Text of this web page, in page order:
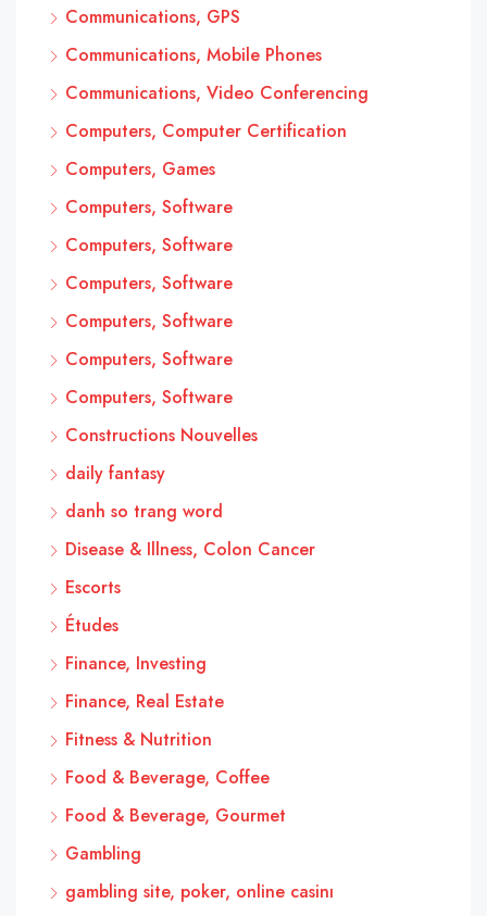
Communications, GPS
Communications, Mobile Phones
Communications, Video Conferencing
Computers, Computer Certification
Computers, Games
Computers, Software
Computers, Software
Computers, Software
Computers, Software
Computers, Software
Computers, Software
Constructions Nouvelles
daily fantasy
danh so trang word
Disease & Illness, Colon Cancer
Escorts
Études
Finance, Investing
Finance, Real Estate
Fitness & Nutrition
Food & Beverage, Coffee
Food & Beverage, Gourmet
Gambling
gambling site, poker, online casinı